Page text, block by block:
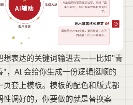
想表达的关键词输进去——比如"青
，AI 会给你生成一份逻辑挺顺的
页套上模板。模板的配色和版式都
性调好的，你要做的就是替换案